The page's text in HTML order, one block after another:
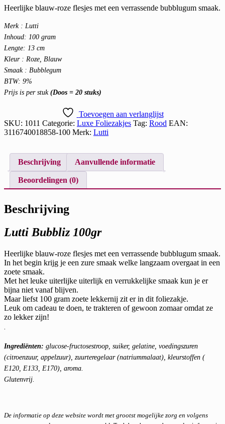
Heerlijke blauw-roze flesjes met een verrassende bubblugum smaak.
Merk : Lutti
Inhoud: 100 gram
Lengte: 13 cm
Kleur : Roze, Blauw
Smaak : Bubblegum
BTW: 9%
Prijs is per stuk (Doos = 20 stuks)
Toevoegen aan verlanglijst
SKU: 1011 Categorie: Luxe Foliezakjes Tag: Rood EAN:
3116740018858-100 Merk: Lutti
Beschrijving Aanvullende informatie
Beoordelingen (0)
Beschrijving
Lutti Bubbliz 100gr
Heerlijke blauw-roze flesjes met een verrassende bubblugum smaak.
In het begin krijg je een zure smaak welke langzaam overgaat in een
zoete smaak.
Met het leuke uiterlijke uiterlijk en verrukkelijke smaak kun je er
bijna niet vanaf blijven.
Maar liefst 100 gram zoete lekkernij zit er in dit foliezakje.
Leuk om cadeau te doen, te trakteren of gewoon zomaar omdat ze
zo lekker zijn!
.
Ingrediënten: glucose-fructosestroop, suiker, gelatine, voedingszuren
(citroenzuur, appelzuur), zuurteregelaar (natriummalaat), kleurstoffen (
E120, E133, E170), aroma.
Glutenvrij.
De informatie op deze website wordt met grootst mogelijke zorg en volgens